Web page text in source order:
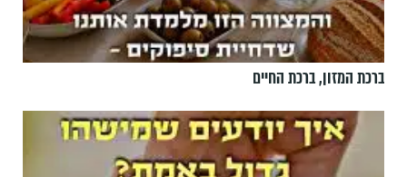
ברכת המזון, ברכת החיים